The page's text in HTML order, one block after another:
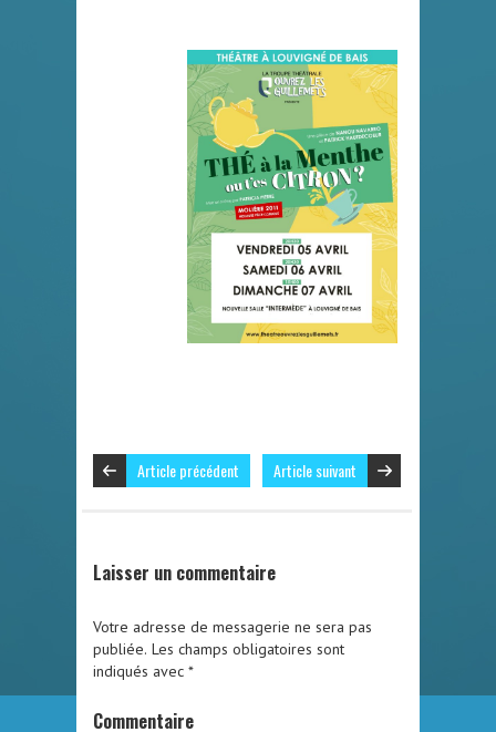
Article précédent Article suivant
Laisser un commentaire
Votre adresse de messagerie ne sera pas
publiée. Les champs obligatoires sont
indiqués avec *
Commentaire